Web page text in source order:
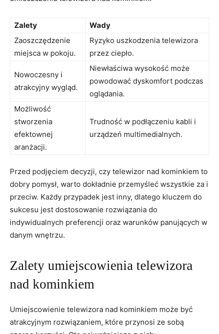
Zalety
Wady
Zaoszczędzenie‍
miejsca w pokoju.
Ryzyko uszkodzenia telewizora
przez⁢ ciepło.
Nowoczesny i
atrakcyjny wygląd.
Niewłaściwa wysokość ⁣może
powodować dyskomfort podczas
oglądania.
Możliwość
‍stworzenia
efektownej
aranżacji.
Trudność w podłączeniu kabli i
urządzeń multimedialnych.
Przed podjęciem decyzji, czy telewizor nad‌ kominkiem to
dobry ⁢pomysł, warto dokładnie⁣ przemyśleć wszystkie za i
​przeciw. Każdy ​przypadek jest inny, dlatego kluczem do
⁣sukcesu jest dostosowanie rozwiązania ⁢do
indywidualnych preferencji oraz warunków‍ panujących⁣ w⁣
danym wnętrzu.
Zalety umiejscowienia telewizora
nad​ kominkiem
Umiejscowienie telewizora nad kominkiem może być
atrakcyjnym rozwiązaniem, które⁤ przynosi ze sobą